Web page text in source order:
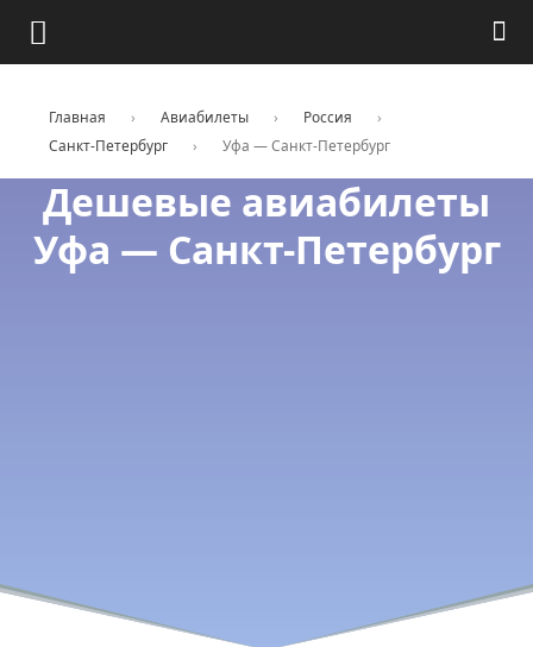
Главная › Авиабилеты › Россия
›
Санкт-Петербург
› Уфа — Санкт-Петербург
Дешевые авиабилеты
Уфа — Санкт-Петербург